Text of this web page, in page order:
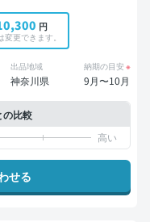
円
変更できます。
出品地域
神奈川県
納期の目安 ※
9月〜10月
の比較
せる